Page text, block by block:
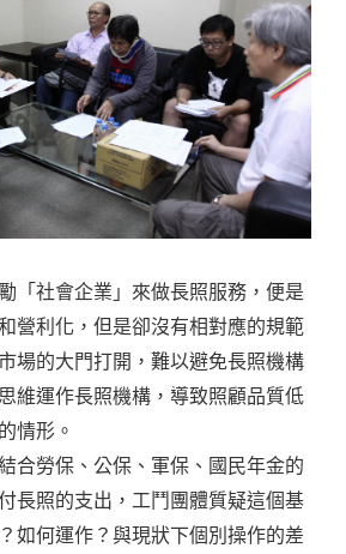
「社會企業」來做長照服務，便是
營利化，但是卻沒有相對應的規範
場的大門打開，難以避免長照機構
維運作長照機構，導致照顧品質低
情形。
合勞保、公保、軍保、國民年金的
長照的支出，工鬥團體質疑這個基
如何運作？與現狀下個別操作的差